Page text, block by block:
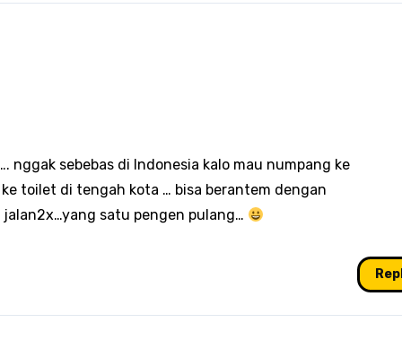
sebebas di Indonesia kalo mau numpang ke
toilet di tengah kota … bisa berantem dengan
satu pengen pulang…